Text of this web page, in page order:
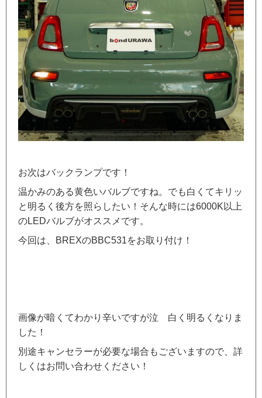
お次はバックランプです！
温かみのある黄色いバルブですね。でも白くてキリッ
と明るく後方を照らしたい！そんな時には6000K以上
のLEDバルブがオススメです。
今回は、BREXのBBC531をお取り付け！
画像が暗くてわかり辛いですが泣 白く明るくなりま
した！
別途キャンセラーが必要な場合もございますので、詳
しくはお問い合わせください！